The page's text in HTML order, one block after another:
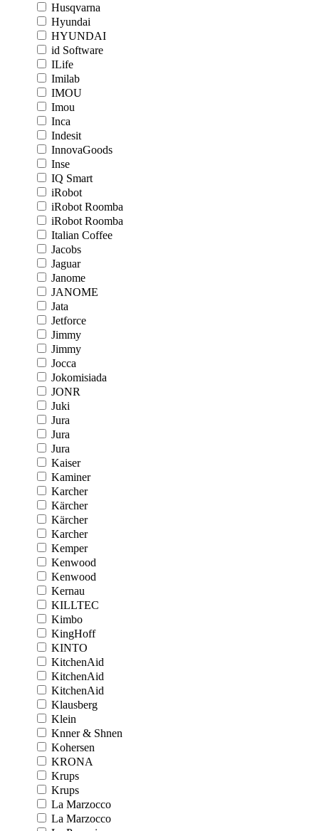
Husqvarna
Hyundai
HYUNDAI
id Software
ILife
Imilab
IMOU
Imou
Inca
Indesit
InnovaGoods
Inse
IQ Smart
iRobot
iRobot Roomba
iRobot Roomba
Italian Coffee
Jacobs
Jaguar
Janome
JANOME
Jata
Jetforce
Jimmy
Jimmy
Jocca
Jokomisiada
JONR
Juki
Jura
Jura
Jura
Kaiser
Kaminer
Karcher
Kärcher
Kärcher
Karcher
Kemper
Kenwood
Kenwood
Kernau
KILLTEC
Kimbo
KingHoff
KINTO
KitchenAid
KitchenAid
KitchenAid
Klausberg
Klein
Knner & Shnen
Kohersen
KRONA
Krups
Krups
La Marzocco
La Marzocco